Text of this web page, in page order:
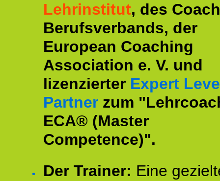
Lehrinstitut, des
Berufsverbands, der
European Coaching
Association e. V. und
lizenzierter Expert
Partner zum
ECA® (Master
Competence)".
Der Trainer: Eine